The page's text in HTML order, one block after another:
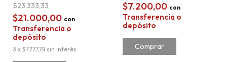
$23.333,33
$21.000,00 con
Transferencia o
depósito
3 x $7.777,78 sin interés
$7.200,00 con
Transferencia o
depósito